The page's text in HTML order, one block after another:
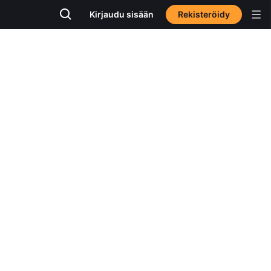
Kirjaudu sisään Rekisteröidy